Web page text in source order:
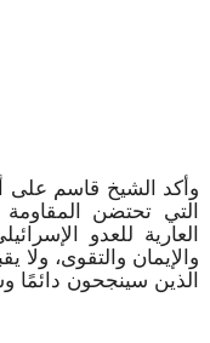
وأكد الشيخ قاسم على
التي تحتضن
العارية للعدو
والإيمان والتقوى، ولا
الذين سينجحون دائمًا